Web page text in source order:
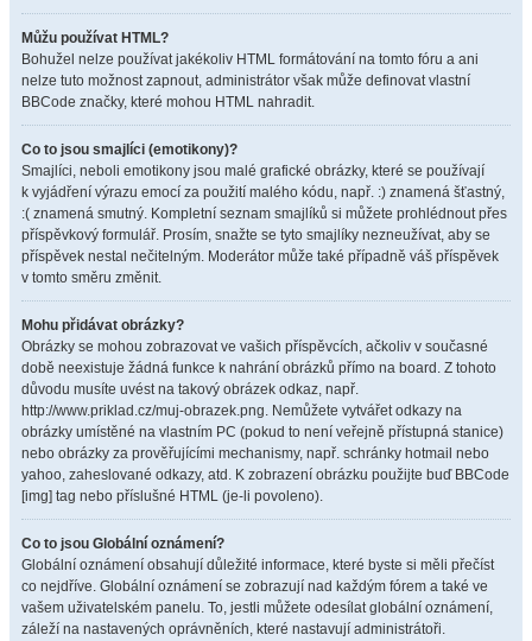
Můžu používat HTML?
Bohužel nelze používat jakékoliv HTML formátování na tomto fóru a ani
nelze tuto možnost zapnout, administrátor však může definovat vlastní
BBCode značky, které mohou HTML nahradit.
Co to jsou smajlíci (emotikony)?
Smajlíci, neboli emotikony jsou malé grafické obrázky, které se používají
k vyjádření výrazu emocí za použití malého kódu, např. :) znamená šťastný,
:( znamená smutný. Kompletní seznam smajlíků si můžete prohlédnout přes
příspěvkový formulář. Prosím, snažte se tyto smajlíky nezneužívat, aby se
příspěvek nestal nečitelným. Moderátor může také případně váš příspěvek
v tomto směru změnit.
Mohu přidávat obrázky?
Obrázky se mohou zobrazovat ve vašich příspěvcích, ačkoliv v současné
době neexistuje žádná funkce k nahrání obrázků přímo na board. Z tohoto
důvodu musíte uvést na takový obrázek odkaz, např.
http://www.priklad.cz/muj-obrazek.png. Nemůžete vytvářet odkazy na
obrázky umístěné na vlastním PC (pokud to není veřejně přístupná stanice)
nebo obrázky za prověřujícími mechanismy, např. schránky hotmail nebo
yahoo, zaheslované odkazy, atd. K zobrazení obrázku použijte buď BBCode
[img] tag nebo příslušné HTML (je-li povoleno).
Co to jsou Globální oznámení?
Globální oznámení obsahují důležité informace, které byste si měli přečíst
co nejdříve. Globální oznámení se zobrazují nad každým fórem a také ve
vašem uživatelském panelu. To, jestli můžete odesílat globální oznámení,
záleží na nastavených oprávněních, které nastavují administrátoři.